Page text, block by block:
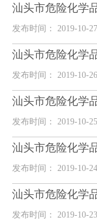
汕头市危险化学
发布时间： 2019-10-27
汕头市危险化学
发布时间： 2019-10-26
汕头市危险化学
发布时间： 2019-10-25
汕头市危险化学
发布时间： 2019-10-24
汕头市危险化学
发布时间： 2019-10-23